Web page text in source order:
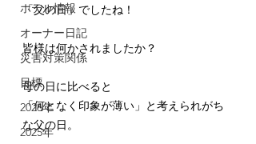
ホテル情報
オーナー日記
災害対策関係
目標
2026年
2025年
「父の日」でしたね！
皆様は何かされましたか？
母の日に比べると
「何となく印象が薄い」と考えられがち
な父の日。